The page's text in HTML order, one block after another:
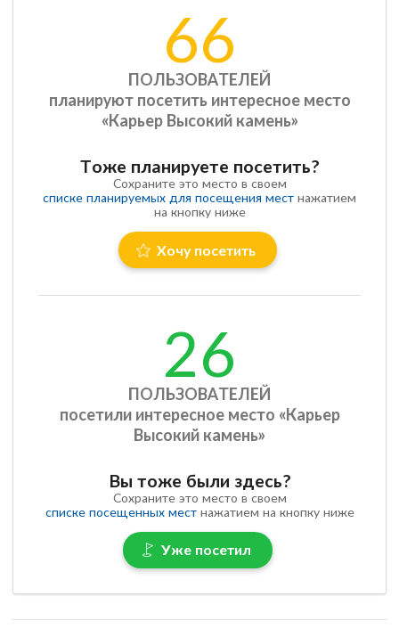
66
ПОЛЬЗОВАТЕЛЕЙ
планируют посетить интересное место
«Карьер Высокий камень»
Тоже планируете посетить?
Сохраните это место в своем
списке планируемых для посещения мест нажатием
на кнопку ниже
Хочу посетить
26
ПОЛЬЗОВАТЕЛЕЙ
посетили интересное место «Карьер
Высокий камень»
Вы тоже были здесь?
Сохраните это место в своем
списке посещенных местнажатием на кнопку ниже
Уже посетил